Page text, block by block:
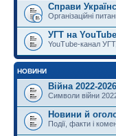
Справи
Організаційні
УГТ на
YouTube-канал
НОВИНИ
Війна 2022-2026
Символи війни
Новини й
Події, факти і